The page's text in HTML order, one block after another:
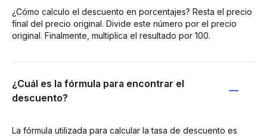
¿Cómo calculo el descuento en porcentajes? Resta el precio
final del precio original. Divide este número por el precio
original. Finalmente, multiplica el resultado por 100.
¿Cuál es la fórmula para encontrar el
descuento?
La fórmula utilizada para calcular la tasa de descuento es